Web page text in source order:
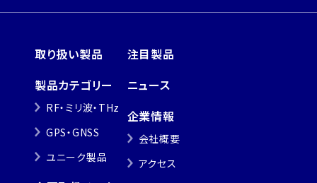
取り扱い製品
製品カテゴリー
RF・ミリ波・THz
GPS・GNSS
ユニーク製品
注目製品
ニュース
企業情報
会社概要
アクセス